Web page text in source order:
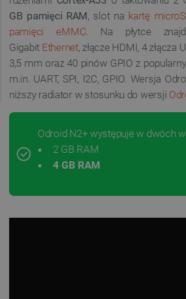
GB pamięci RAM, slot na kartę
pamięci eMMC. Na płytce
Gigabit Ethernet, złącze HDMI, 4 złącza
3,5 mm oraz 40 pinów GPIO z
m.in. UART, SPI, I2C, GPIO. Wersja
niższy radiator w stosunku do wersji
Odroid N2+ występuje w dwóch
2 GB RAM
4 GB RAM